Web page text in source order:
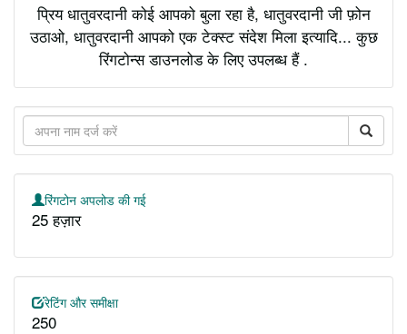
प्रिय धातुवरदानी कोई आपको बुला रहा है, धातुवरदानी जी फ़ोन
उठाओ, धातुवरदानी आपको एक टेक्स्ट संदेश मिला इत्यादि... कुछ
रिंगटोन्स डाउनलोड के लिए उपलब्ध हैं .
रिंगटोन अपलोड की गई
25 हज़ार
रेटिंग और समीक्षा
250